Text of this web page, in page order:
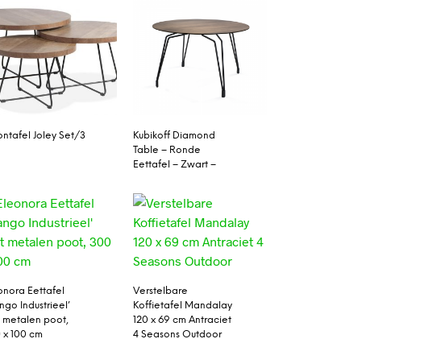
Joley Set/3
Kubikoff Diamond
Table – Ronde
Eettafel – Zwart –
Eettafel
Industrieel’
metalen poot,
100 cm
Verstelbare
Koffietafel Mandalay
120 x 69 cm Antraciet
4 Seasons Outdoor